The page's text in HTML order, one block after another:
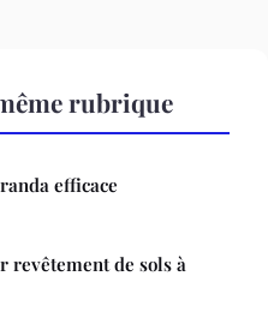
rubrique
efficace
revêtement de sols à